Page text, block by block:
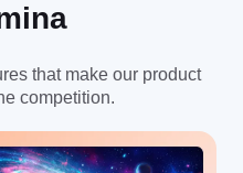
that make our product
competition.